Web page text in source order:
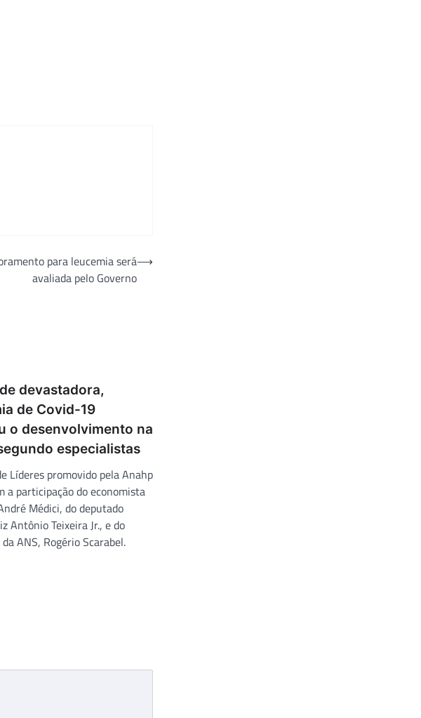
para leucemia será
avaliada pelo Governo
⟶
devastadora,
de Covid-19
o desenvolvimento na
especialistas
Líderes promovido pela Anahp
a participação do economista
Médici, do deputado
Antônio Teixeira Jr., e do
ANS, Rogério Scarabel.